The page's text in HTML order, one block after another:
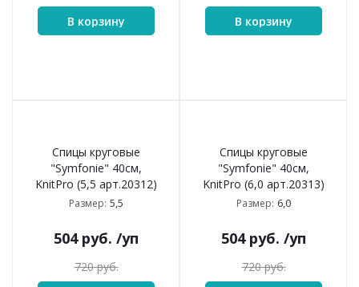
В корзину
В корзину
Спицы круговые
"Symfonie" 40см,
KnitPro (5,5 арт.20312)
Размер: 5,5
504руб. /уп
720руб.
Спицы круговые
"Symfonie" 40см,
KnitPro (6,0 арт.20313)
Размер: 6,0
504руб. /уп
720руб.